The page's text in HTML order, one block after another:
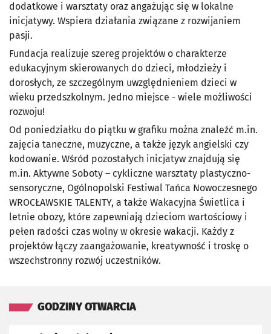
dodatkowe i warsztaty oraz angażując się w lokalne
inicjatywy. Wspiera działania związane z rozwijaniem
pasji.
Fundacja realizuje szereg projektów o charakterze
edukacyjnym skierowanych do dzieci, młodzieży i
dorosłych, ze szczególnym uwzględnieniem dzieci w
wieku przedszkolnym. Jedno miejsce - wiele możliwości
rozwoju!
Od poniedziałku do piątku w grafiku można znaleźć m.in.
zajęcia taneczne, muzyczne, a także język angielski czy
kodowanie. Wśród pozostałych inicjatyw znajdują się
m.in. Aktywne Soboty – cykliczne warsztaty plastyczno-
sensoryczne, Ogólnopolski Festiwal Tańca Nowoczesnego
WROCŁAWSKIE TALENTY, a także Wakacyjna Świetlica i
letnie obozy, które zapewniają dzieciom wartościowy i
pełen radości czas wolny w okresie wakacji. Każdy z
projektów łączy zaangażowanie, kreatywność i troskę o
wszechstronny rozwój uczestników.
GODZINY OTWARCIA